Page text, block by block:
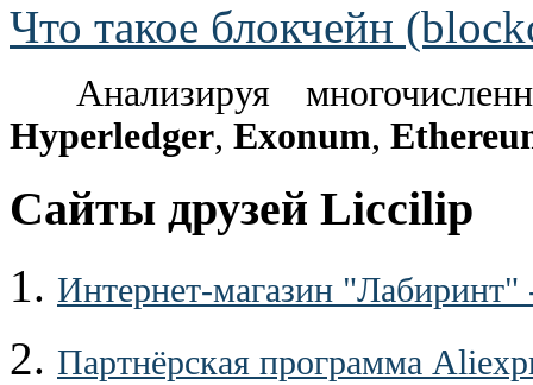
Что такое блокчейн
Анализируя
Hyperledger, Exonum,
Сайты друзей Liccilip
1. Интернет-магазин
2. Партнёрская программа